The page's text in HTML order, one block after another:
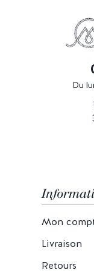
Du
Mon
Livraison
Retours